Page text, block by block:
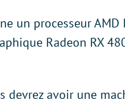
un processeur AMD
Radeon RX
devrez avoir une